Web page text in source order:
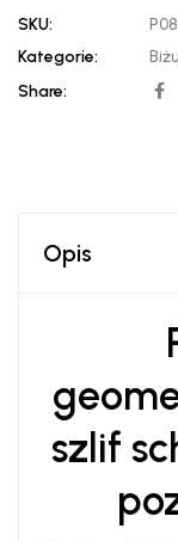
SKU:
Kategorie:
Share:
Opis
szlif